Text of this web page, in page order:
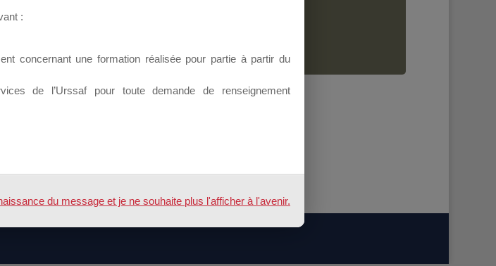
:
concernant une formation réalisée pour partie à partir du
de l’Urssaf pour toute demande de renseignement
du message et je ne souhaite plus l'afficher à l'avenir.